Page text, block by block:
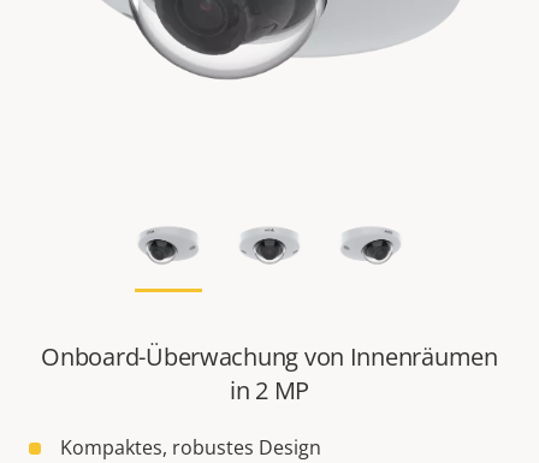
Onboard-Überwachung von Innenräumen
in 2 MP
Kompaktes, robustes Design